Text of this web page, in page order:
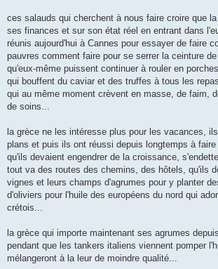
ces salauds qui cherchent à nous faire croire que
ses finances et sur son état réel en entrant dans
réunis aujourd'hui à Cannes pour essayer de faire
pauvres comment faire pour se serrer la ceinture
qu'eux-même puissent continuer à rouler en
qui bouffent du caviar et des truffes à tous les
qui au même moment crèvent en masse, de faim,
de soins...
la grèce ne les intéresse plus pour les vacances,
plans et puis ils ont réussi depuis longtemps à faire
qu'ils devaient engendrer de la croissance,
tout va des routes des chemins, des hôtels, qu'ils
vignes et leurs champs d'agrumes pour y planter
d'oliviers pour l'huile des européens du nord qui
crétois...
la grèce qui importe maintenant ses agrumes
pendant que les tankers italiens viennent pomper
mélangeront à la leur de moindre qualité...